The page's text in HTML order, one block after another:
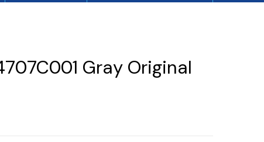
Gray Original